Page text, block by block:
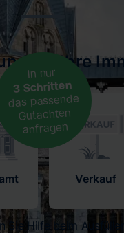
für Ihre
Verkauf
Sie Hilfe beim
In nur
3 Schritten
das passende
Gutachten
anfragen